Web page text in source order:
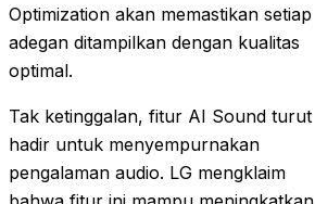
Optimization akan memastikan setiap
adegan ditampilkan dengan kualitas
optimal.
Tak ketinggalan, fitur AI Sound turut
hadir untuk menyempurnakan
pengalaman audio. LG mengklaim